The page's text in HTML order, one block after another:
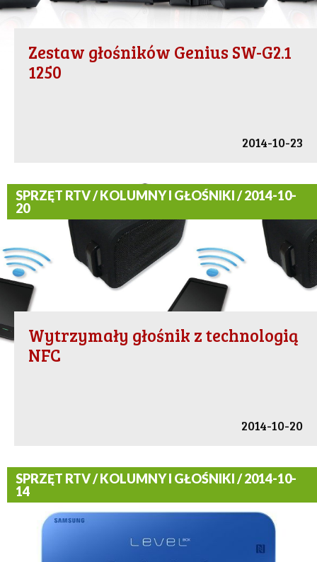
Zestaw głośników Genius SW-G2.1
1250
2014-10-23
SPRZĘT RTV / KOLUMNY I GŁOŚNIKI / 2014-10-
20
Wytrzymały głośnik z technologią
NFC
2014-10-20
SPRZĘT RTV / KOLUMNY I GŁOŚNIKI / 2014-10-
14